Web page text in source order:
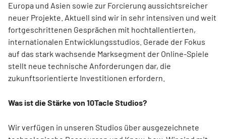
Europa und Asien sowie zur Forcierung aussichtsreicher
neuer Projekte. Aktuell sind wir in sehr intensiven und weit
fortgeschrittenen Gesprächen mit hochtallentierten,
internationalen Entwicklungsstudios. Gerade der Fokus
auf das stark wachsende Marksegment der Online-Spiele
stellt neue technische Anforderungen dar, die
zukunftsorientierte Investitionen erfordern.
Was ist die Stärke von 10Tacle Studios?
Wir verfügen in unseren Studios über ausgezeichnete